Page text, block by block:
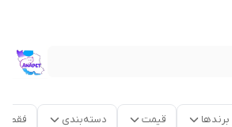
برندها قیمت دسته‌بندی فقط